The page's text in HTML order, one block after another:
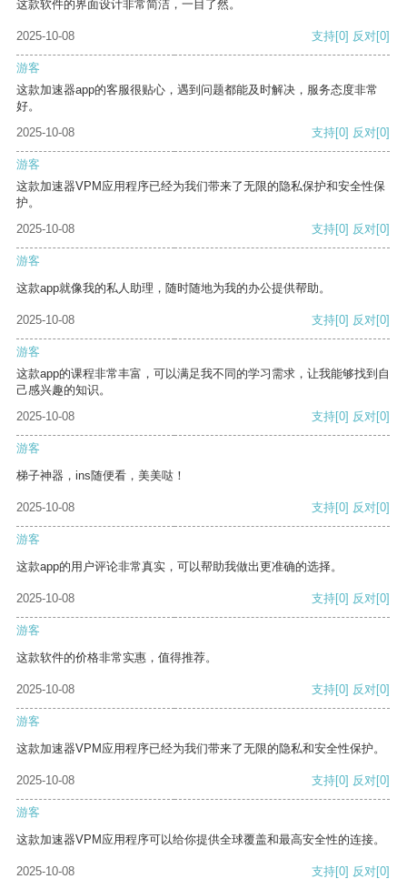
这款软件的界面设计非常简洁，一目了然。
2025-10-08 支持[0] 反对[0]
游客
这款加速器app的客服很贴心，遇到问题都能及时解决，服务态度非常
好。
2025-10-08
支持[0] 反对[0]
游客
这款加速器VPM应用程序已经为我们带来了无限的隐私保护和安全性保
护。
2025-10-08
支持[0] 反对[0]
游客
这款app就像我的私人助理，随时随地为我的办公提供帮助。
2025-10-08 支持[0] 反对[0]
游客
这款app的课程非常丰富，可以满足我不同的学习需求，让我能够找到自
己感兴趣的知识。
2025-10-08
支持[0] 反对[0]
游客
梯子神器，ins随便看，美美哒！
2025-10-08 支持[0] 反对[0]
游客
这款app的用户评论非常真实，可以帮助我做出更准确的选择。
2025-10-08 支持[0] 反对[0]
游客
这款软件的价格非常实惠，值得推荐。
2025-10-08 支持[0] 反对[0]
游客
这款加速器VPM应用程序已经为我们带来了无限的隐私和安全性保护。
2025-10-08 支持[0] 反对[0]
游客
这款加速器VPM应用程序可以给你提供全球覆盖和最高安全性的连接。
2025-10-08 支持[0] 反对[0]